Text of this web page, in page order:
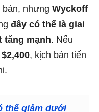
nhưng Wyckoff
đây có thể là giai
mạnh. Nếu
, kịch bản tiến
thể giảm dưới